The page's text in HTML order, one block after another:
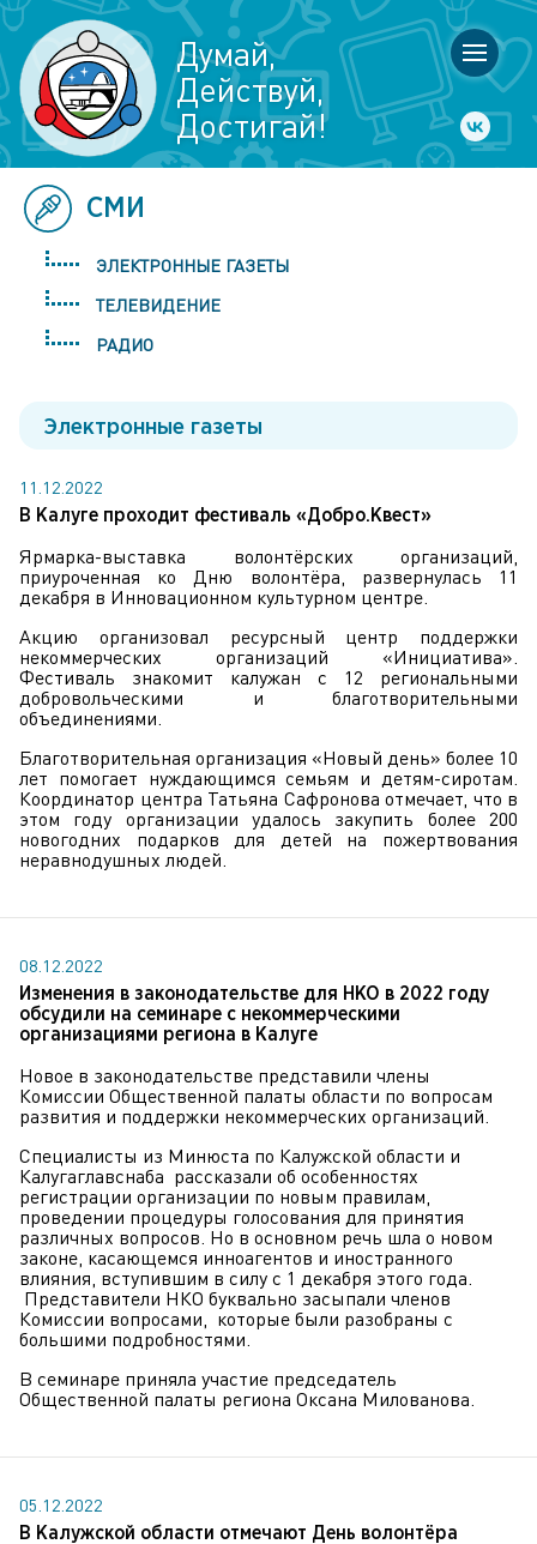
Думай,
Действуй,
Достигай!
СМИ
ЭЛЕКТРОННЫЕ ГАЗЕТЫ
ТЕЛЕВИДЕНИЕ
РАДИО
Электронные газеты
11.12.2022
В Калуге проходит фестиваль «Добро.Квест»
Ярмарка-выставка волонтёрских организаций,
приуроченная ко Дню волонтёра, развернулась 11
декабря в Инновационном культурном центре.
Акцию организовал ресурсный центр поддержки
некоммерческих организаций «Инициатива».
Фестиваль знакомит калужан с 12 региональными
добровольческими и благотворительными
объединениями.
Благотворительная организация «Новый день» более 10
лет помогает нуждающимся семьям и детям-сиротам.
Координатор центра Татьяна Сафронова отмечает, что в
этом году организации удалось закупить более 200
новогодних подарков для детей на пожертвования
неравнодушных людей.
08.12.2022
Изменения в законодательстве для НКО в 2022 году
обсудили на семинаре с некоммерческими
организациями региона в Калуге
Новое в законодательстве представили члены
Комиссии Общественной палаты области по вопросам
развития и поддержки некоммерческих организаций.
Специалисты из Минюста по Калужской области и
Калугаглавснаба рассказали об особенностях
регистрации организации по новым правилам,
проведении процедуры голосования для принятия
различных вопросов. Но в основном речь шла о новом
законе, касающемся инноагентов и иностранного
влияния, вступившим в силу с 1 декабря этого года.
Представители НКО буквально засыпали членов
Комиссии вопросами, которые были разобраны с
большими подробностями.
В семинаре приняла участие председатель
Общественной палаты региона Оксана Милованова.
05.12.2022
В Калужской области отмечают День волонтёра